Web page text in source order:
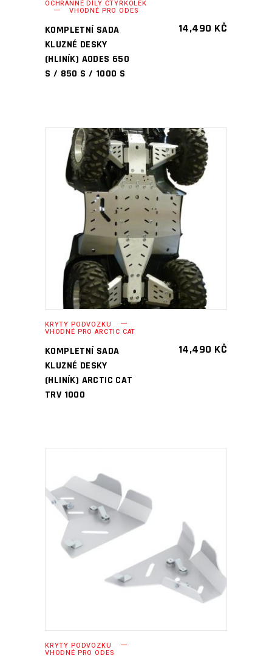
OCHRANNÉ DÍLY ČTYŘKOLEK
VHODNÉ PRO ODES
KOMPLETNÍ SADA
KLUZNÉ DESKY
(HLINÍK) AODES 650
S / 850 S / 1000 S
14,490 KČ
PŘIDAT DO KOŠÍKU
KRYTY PODVOZKU
VHODNÉ PRO ARCTIC CAT
KOMPLETNÍ SADA
KLUZNÉ DESKY
(HLINÍK) ARCTIC CAT
TRV 1000
14,490 KČ
PŘIDAT DO KOŠÍKU
KRYTY PODVOZKU
VHODNÉ PRO ODES